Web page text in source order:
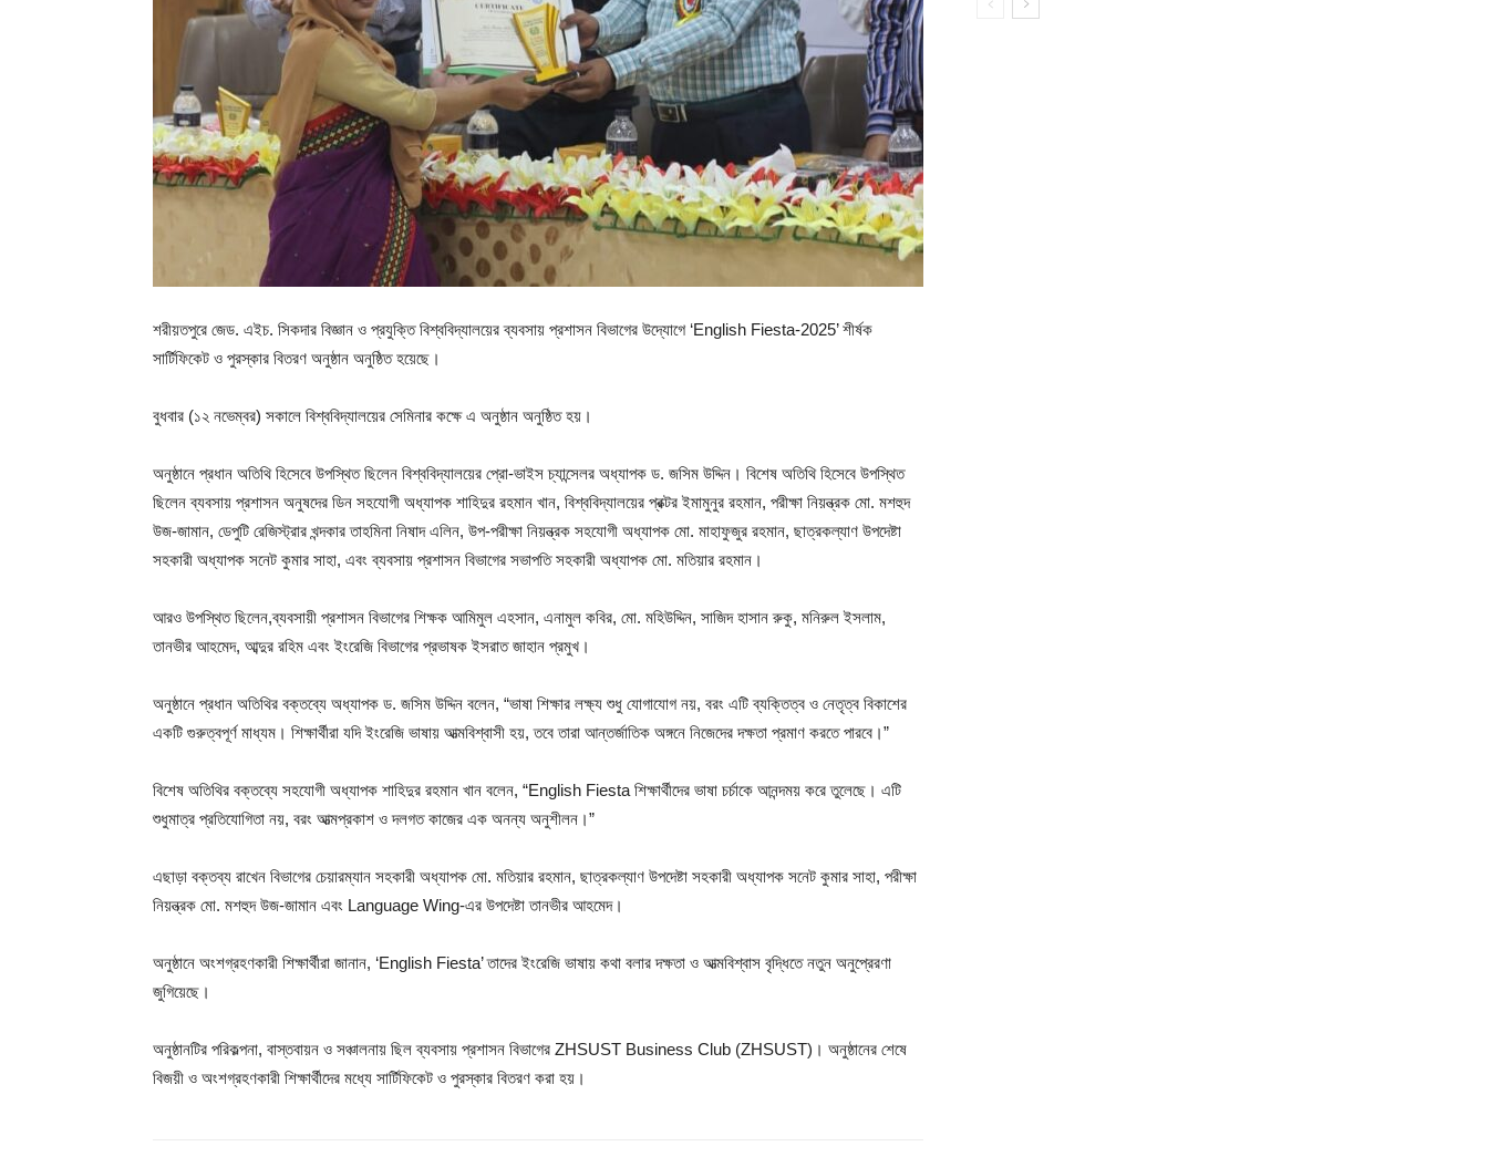
শরীয়তপুরে জেড. এইচ. সিকদার বিজ্ঞান ও প্রযুক্তি বিশ্ববিদ্যালয়ের ব্যবসায় প্রশাসন বিভাগের উদ্যোগে ‘English Fiesta-2025’ শীর্ষক
সার্টিফিকেট ও পুরস্কার বিতরণ অনুষ্ঠান অনুষ্ঠিত হয়েছে।
বুধবার (১২ নভেম্বর) সকালে বিশ্ববিদ্যালয়ের সেমিনার কক্ষে এ অনুষ্ঠান অনুষ্ঠিত হয়।
অনুষ্ঠানে প্রধান অতিথি হিসেবে উপস্থিত ছিলেন বিশ্ববিদ্যালয়ের প্রো-ভাইস চ্যান্সেলর অধ্যাপক ড. জসিম উদ্দিন। বিশেষ অতিথি হিসেবে উপস্থিত
ছিলেন ব্যবসায় প্রশাসন অনুষদের ডিন সহযোগী অধ্যাপক শাহিদুর রহমান খান, বিশ্ববিদ্যালয়ের প্রক্টর ইমামুনুর রহমান, পরীক্ষা নিয়ন্ত্রক মো. মশহুদ
উজ-জামান, ডেপুটি রেজিস্ট্রার খন্দকার তাহমিনা নিষাদ এলিন, উপ-পরীক্ষা নিয়ন্ত্রক সহযোগী অধ্যাপক মো. মাহাফুজুর রহমান, ছাত্রকল্যাণ উপদেষ্টা
সহকারী অধ্যাপক সনেট কুমার সাহা, এবং ব্যবসায় প্রশাসন বিভাগের সভাপতি সহকারী অধ্যাপক মো. মতিয়ার রহমান।
আরও উপস্থিত ছিলেন,ব্যবসায়ী প্রশাসন বিভাগের শিক্ষক আমিমুল এহসান, এনামুল কবির, মো. মহিউদ্দিন, সাজিদ হাসান রুকু, মনিরুল ইসলাম,
তানভীর আহমেদ, আব্দুর রহিম এবং ইংরেজি বিভাগের প্রভাষক ইসরাত জাহান প্রমুখ।
অনুষ্ঠানে প্রধান অতিথির বক্তব্যে অধ্যাপক ড. জসিম উদ্দিন বলেন, “ভাষা শিক্ষার লক্ষ্য শুধু যোগাযোগ নয়, বরং এটি ব্যক্তিত্ব ও নেতৃত্ব বিকাশের
একটি গুরুত্বপূর্ণ মাধ্যম। শিক্ষার্থীরা যদি ইংরেজি ভাষায় আত্মবিশ্বাসী হয়, তবে তারা আন্তর্জাতিক অঙ্গনে নিজেদের দক্ষতা প্রমাণ করতে পারবে।”
বিশেষ অতিথির বক্তব্যে সহযোগী অধ্যাপক শাহিদুর রহমান খান বলেন, “English Fiesta শিক্ষার্থীদের ভাষা চর্চাকে আনন্দময় করে তুলেছে। এটি
শুধুমাত্র প্রতিযোগিতা নয়, বরং আত্মপ্রকাশ ও দলগত কাজের এক অনন্য অনুশীলন।”
এছাড়া বক্তব্য রাখেন বিভাগের চেয়ারম্যান সহকারী অধ্যাপক মো. মতিয়ার রহমান, ছাত্রকল্যাণ উপদেষ্টা সহকারী অধ্যাপক সনেট কুমার সাহা, পরীক্ষা
নিয়ন্ত্রক মো. মশহুদ উজ-জামান এবং Language Wing-এর উপদেষ্টা তানভীর আহমেদ।
অনুষ্ঠানে অংশগ্রহণকারী শিক্ষার্থীরা জানান, ‘English Fiesta’ তাদের ইংরেজি ভাষায় কথা বলার দক্ষতা ও আত্মবিশ্বাস বৃদ্ধিতে নতুন অনুপ্রেরণা
জুগিয়েছে।
অনুষ্ঠানটির পরিকল্পনা, বাস্তবায়ন ও সঞ্চালনায় ছিল ব্যবসায় প্রশাসন বিভাগের ZHSUST Business Club (ZHSUST)। অনুষ্ঠানের শেষে
বিজয়ী ও অংশগ্রহণকারী শিক্ষার্থীদের মধ্যে সার্টিফিকেট ও পুরস্কার বিতরণ করা হয়।